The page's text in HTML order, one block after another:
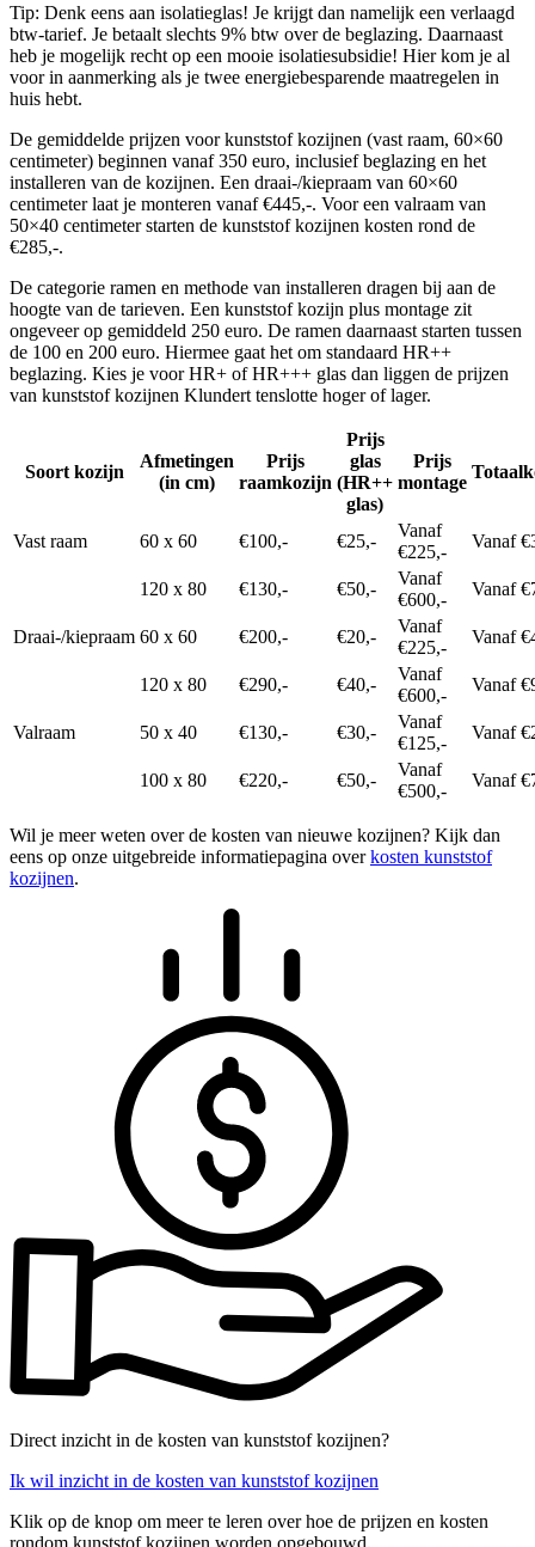
Tip: Denk eens aan isolatieglas! Je krijgt dan namelijk een verlaagd
btw-tarief. Je betaalt slechts 9% btw over de beglazing. Daarnaast
heb je mogelijk recht op een mooie isolatiesubsidie! Hier kom je al
voor in aanmerking als je twee energiebesparende maatregelen in
huis hebt.
De gemiddelde prijzen voor kunststof kozijnen (vast raam, 60×60
centimeter) beginnen vanaf 350 euro, inclusief beglazing en het
installeren van de kozijnen. Een draai-/kiepraam van 60×60
centimeter laat je monteren vanaf €445,-. Voor een valraam van
50×40 centimeter starten de kunststof kozijnen kosten rond de
€285,-.
De categorie ramen en methode van installeren dragen bij aan de
hoogte van de tarieven. Een kunststof kozijn plus montage zit
ongeveer op gemiddeld 250 euro. De ramen daarnaast starten tussen
de 100 en 200 euro. Hiermee gaat het om standaard HR++
beglazing. Kies je voor HR+ of HR+++ glas dan liggen de prijzen
van kunststof kozijnen Klundert tenslotte hoger of lager.
Soort kozijn
Afmetingen
(in cm)
Prijs
raamkozijn
Prijs
glas
(HR++
glas)
Prijs
montage
Vast raam 60 x 60 €100,- €25,-
Vanaf
€225,-
Vanaf
120 x 80 €130,- €50,-
Vanaf
€600,-
Vanaf
Draai-/kiepraam 60 x 60 €200,- €20,-
Vanaf
€225,-
Vanaf
120 x 80 €290,- €40,-
Vanaf
€600,-
Vanaf
Valraam 50 x 40 €130,- €30,-
Vanaf
€125,-
Vanaf
100 x 80 €220,- €50,-
Vanaf
€500,-
Vanaf
Wil je meer weten over de kosten van nieuwe kozijnen? Kijk dan
eens op onze uitgebreide informatiepagina overkosten kunststof
kozijnen.
Direct inzicht in de kosten van kunststof kozijnen?
Ik wil inzicht in de kosten van kunststof kozijnen
Klik op de knop om meer te leren over hoe de prijzen en kosten
rondom kunststof kozijnen worden opgebouwd.